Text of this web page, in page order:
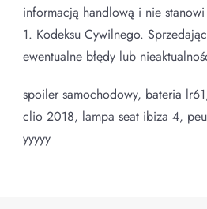
informacją handlową i nie
1. Kodeksu Cywilnego.
ewentualne błędy lub
spoiler samochodowy, bateria
clio 2018, lampa seat ibiza 4,
yyyyy